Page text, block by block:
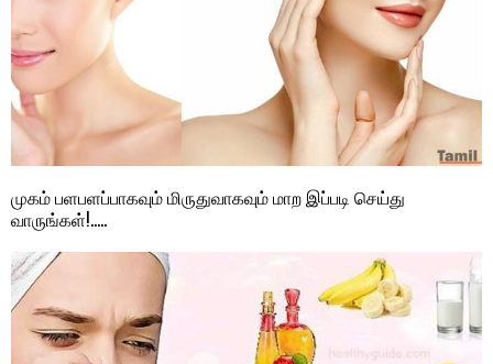
முகம் பளபளப்பாகவும் மிருதுவாகவும் மாற இப்படி செய்து
வாருங்கள்!…..